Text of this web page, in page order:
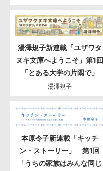
湯澤規子新連載「ユザワタ
ヌキ文庫へようこそ」第1回
「とある大学の片隅で」
湯澤規子
本原令子新連載「キッチ
ン・ストーリー」 第1回
「うちの家族はみんな同じ